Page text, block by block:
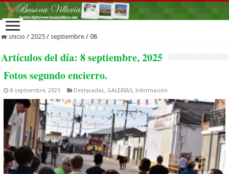
Inicio / 2025 / septiembre / 08
Artículos del día:8 septiembre, 2025
Fotos segundo encierro.
8 septiembre, 2025 Destacadas, GALERÍAS,Información